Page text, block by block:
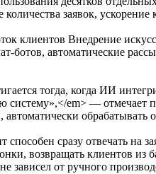
количества заявок,
клиентов Внедрение
ботов, автоматические
тогда, когда ИИ
систему»,</em> — отмечает
сразу отвечать на
возвращать клиентов из
зависел от ручного